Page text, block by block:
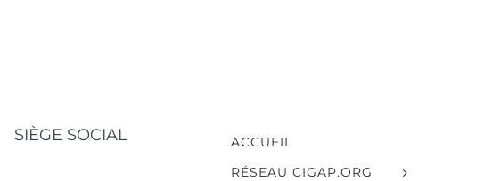
SIÈGE SOCIAL
ACCUEIL
RÉSEAU CIGAP.ORG